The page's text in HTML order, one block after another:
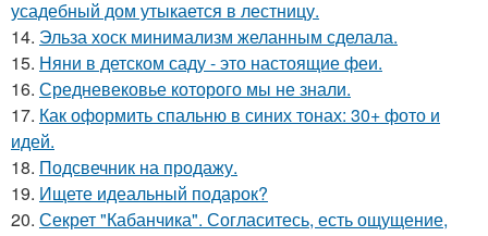
усадебный дом утыкается в лестницу.
14. Эльза хоск минимализм желанным сделала.
15. Няни в детском саду - это настоящие феи.
16. Средневековье которого мы не знали.
17. Как оформить спальню в синих тонах: 30+ фото и
идей.
18. Подсвечник на продажу.
19. Ищете идеальный подарок?
20. Секрет "Кабанчика". Согласитесь, есть ощущение,